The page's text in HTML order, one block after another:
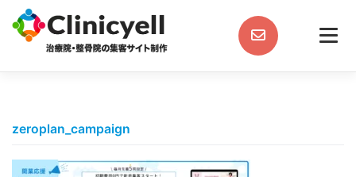
content
zeroplan_campaign